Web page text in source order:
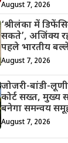
August 7, 2026
‘श्रीलंका में
सकते’, अजिंक्य
पहले भारतीय
August 7, 2026
जोजरी-बांडी-
कोर्ट सख्त, मुख्य
बनेगा समन्वय
August 7, 2026